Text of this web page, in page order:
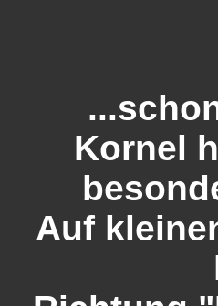
Kornel
Auf